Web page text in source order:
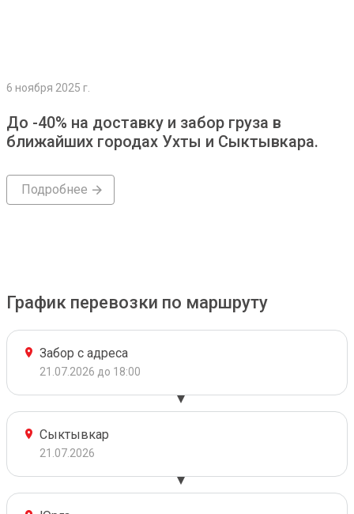
6 ноября 2025 г.
До -40% на доставку и забор груза в
ближайших городах Ухты и Сыктывкара.
Подробнее
График перевозки по маршруту
Забор с адреса
21.07.2026 до 18:00
Сыктывкар
21.07.2026